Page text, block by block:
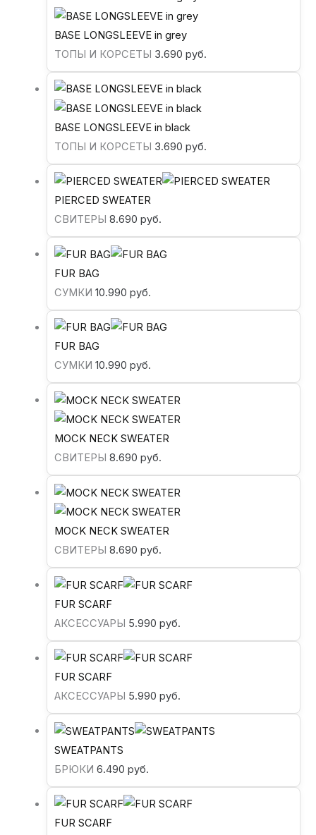
BASE LONGSLEEVE in grey
ТОПЫ И КОРСЕТЫ 3.690руб.
BASE LONGSLEEVE in black
ТОПЫ И КОРСЕТЫ 3.690руб.
PIERCED SWEATER
СВИТЕРЫ8.690руб.
FUR BAG
СУМКИ10.990руб.
FUR BAG
СУМКИ10.990руб.
MOCK NECK SWEATER
СВИТЕРЫ8.690руб.
MOCK NECK SWEATER
СВИТЕРЫ8.690руб.
FUR SCARF
АКСЕССУАРЫ 5.990руб.
FUR SCARF
АКСЕССУАРЫ 5.990руб.
SWEATPANTS
БРЮКИ6.490руб.
FUR SCARF